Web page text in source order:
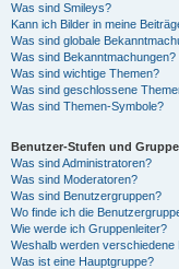
Was sind Smileys?
Kann ich Bilder in meine
Was sind globale
Was sind Bekanntmachungen?
Was sind wichtige Themen?
Was sind geschlossene
Was sind Themen-Symbole?
Benutzer-Stufen und
Was sind Administratoren?
Was sind Moderatoren?
Was sind Benutzergruppen?
Wo finde ich die
Wie werde ich Gruppenleiter?
Weshalb werden
Was ist eine Hauptgruppe?